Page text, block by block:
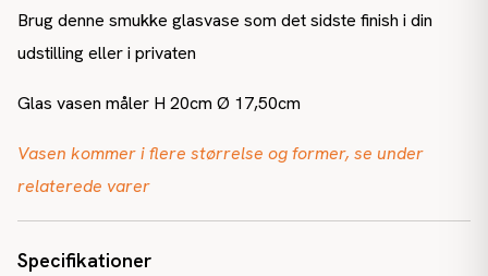
Brug denne smukke glasvase som det sidste finish i din
udstilling eller i privaten
Glas vasen måler H 20cm Ø 17,50cm
Vasen kommer i flere størrelse og former, se under
relaterede varer
Specifikationer